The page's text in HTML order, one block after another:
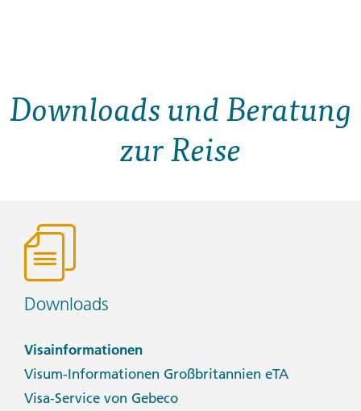
Downloads und Beratung
zur Reise
Downloads
Visainformationen
Visum-Informationen Großbritannien eTA
Visa-Service von Gebeco